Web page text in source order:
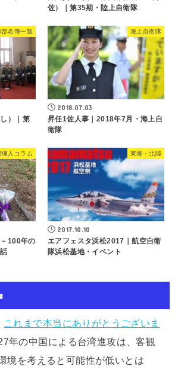
佐）｜第35期・陸上自衛隊
部名簿一覧
）｜第
海上自衛隊
2018.07.03
昇任1佐人事｜2018年7月・海上自
衛隊
理人コラム
100年の
東海・北陸
2017.10.10
エアフェスタ浜松2017｜航空自衛
隊浜松基地・イベント
これまで本当にありがとうございま
年の中国による台湾進攻は、客観
境を考えると可能性が低いとは